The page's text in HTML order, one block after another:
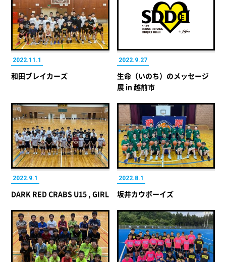
2022.11.1
和田ブレイカーズ
2022.9.27
生命（いのち）のメッセージ
展 in 越前市
2022.9.1
DARK RED CRABS U15 , GIRL
2022.8.1
坂井カウボーイズ